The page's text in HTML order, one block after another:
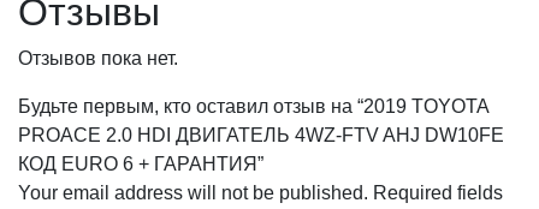
Отзывы
Отзывов пока нет.
Будьте первым, кто оставил отзыв на “2019 TOYOTA
PROACE 2.0 HDI ДВИГАТЕЛЬ 4WZ-FTV AHJ DW10FE
КОД EURO 6 + ГАРАНТИЯ”
Your email address will not be published. Required fields